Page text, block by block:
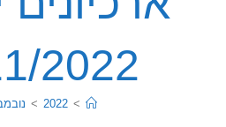
11/2022
2022
> נובמבר >
11